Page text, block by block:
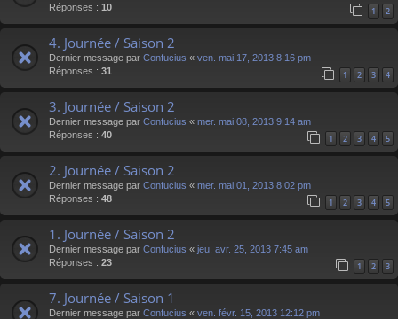
Réponses : 10 1 2
4. Journée / Saison 2
Dernier message par Confucius « ven. mai 17, 2013 8:16 pm
Réponses : 31 1 2 3 4
3. Journée / Saison 2
Dernier message par Confucius « mer. mai 08, 2013 9:14 am
Réponses : 40 1 2 3 4 5
2. Journée / Saison 2
Dernier message par Confucius « mer. mai 01, 2013 8:02 pm
Réponses : 48 1 2 3 4 5
1. Journée / Saison 2
Dernier message par Confucius « jeu. avr. 25, 2013 7:45 am
Réponses : 23 1 2 3
7. Journée / Saison 1
Dernier message par Confucius « ven. févr. 15, 2013 12:12 pm